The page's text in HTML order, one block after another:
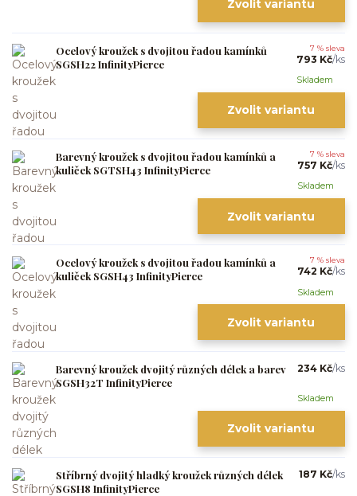
Zvolit variantu
Ocelový kroužek s dvojitou řadou kamínků
SGSH22 InfinityPierce
7 % sleva
793 Kč/ks
Skladem
Zvolit variantu
Barevný kroužek s dvojitou řadou kamínků a
kuliček SGTSH43 InfinityPierce
7 % sleva
757 Kč/ks
Skladem
Zvolit variantu
Ocelový kroužek s dvojitou řadou kamínků a
kuliček SGSH43 InfinityPierce
7 % sleva
742 Kč/ks
Skladem
Zvolit variantu
Barevný kroužek dvojitý různých délek a barev
SGSH32T InfinityPierce
234 Kč/ks
Skladem
Zvolit variantu
Stříbrný dvojitý hladký kroužek různých délek
SGSH8 InfinityPierce
187 Kč/ks